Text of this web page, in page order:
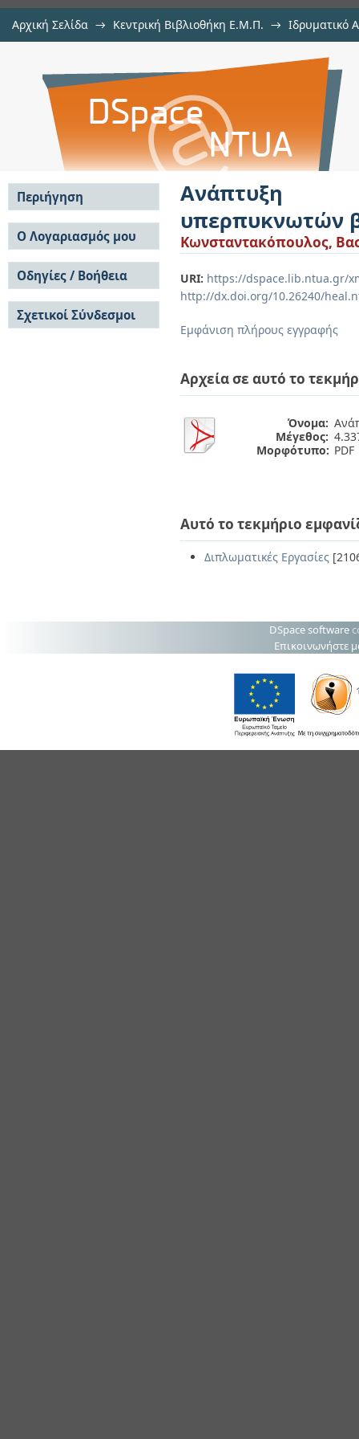
Αρχική Σελίδα → Κεντρική Βιβλιοθήκη Ε.Μ.Π. → Ιδρυματικό
Ανάπτυξη ηλεκτροδίων
αγώγιμα πολυμερή
Ανάπτυξη
υπερπυκνωτών
Κωνσταντακόπουλος,
URI: https://dspace.lib.ntua.gr/
http://dx.doi.org/10.26240/
Εμφάνιση πλήρους εγγραφής
Αρχεία σε αυτό το
Όνομα:
Μέγεθος:
Μορφότυπο: PDF
Αυτό το τεκμήριο
Διπλωματικές Εργασίες
Περιήγηση
Σε όλο το DSpace
Κοινότητες & Συλλογές
Ανά Ημερομηνία
Έκδοσης
Συγγραφείς
Τίτλοι
Θέματα
Ο Λογαριασμός μου
Σύνδεση
Εγγραφή
Οδηγίες / Βοήθεια
Οδηγίες Υποβολής
Οδηγίες Χρήσης ΙΑ
Συχνές Ερωτήσεις
Σχετικοί Σύνδεσμοι
DSpace software
Επικοινωνήστε